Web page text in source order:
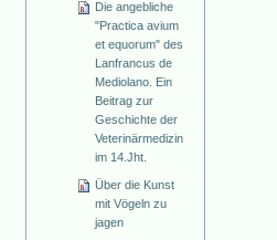
Die angebliche
"Practica avium
et equorum" des
Lanfrancus de
Mediolano. Ein
Beitrag zur
Geschichte der
Veterinärmedizin
im 14.Jht.
Über die Kunst
mit Vögeln zu
jagen